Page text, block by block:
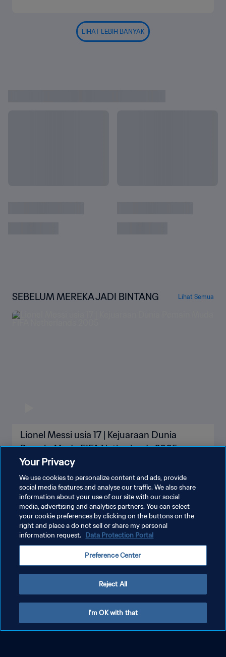
LIHAT LEBIH BANYAK
Cuplikan Pertandingan
LIHAT LEBIH BANYAK
SEBELUM MEREKA JADI BINTANG
Your Privacy
We use cookies to personalize content and ads, provide
social media features and analyse our traffic. We also share
information about your use of our site with our social
media, advertising and analytics partners. You can select
your cookie preferences by clicking on the buttons on the
right and place a do not sell or share my personal
information request. Data Protection Portal
Preference Center
Reject All
I'm OK with that